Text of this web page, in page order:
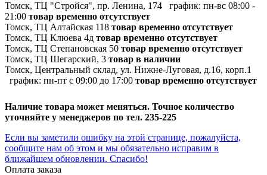
Томск, ТЦ "Стройся", пр. Ленина, 174
график: пн-вс 08:00 -
21:00 товар временно отсутствует
Томск, ТЦ Алтайская 118 товар временно отсутствует
Томск, ТЦ Клюева 4д товар временно отсутствует
Томск, ТЦ Степановская 50 товар временно отсутствует
Томск, ТЦ Шегарский, 3 товар в наличии
Томск, Центральный склад, ул. Нижне-Луговая, д.16, корп.1
график: пн-пт с 09:00 до 17:00 товар временно отсутствует
Наличие товара может меняться. Точное количество
уточняйте у менеджеров по тел. 235-225
Если вы заметили ошибку на этой странице, пожалуйста,
сообщите нам об этом и мы обязательно исправим в
ближайшем обновлении. Спасибо!
Оплата заказа